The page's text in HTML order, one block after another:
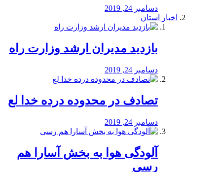
دسامبر 24, 2019
اخبار استان
بازدید مدیران ارشد وزارت راه
دسامبر 24, 2019
تصادف در محدوده درده خدا لع
دسامبر 24, 2019
آلودگی هوا به بخش آسارا هم
رسی